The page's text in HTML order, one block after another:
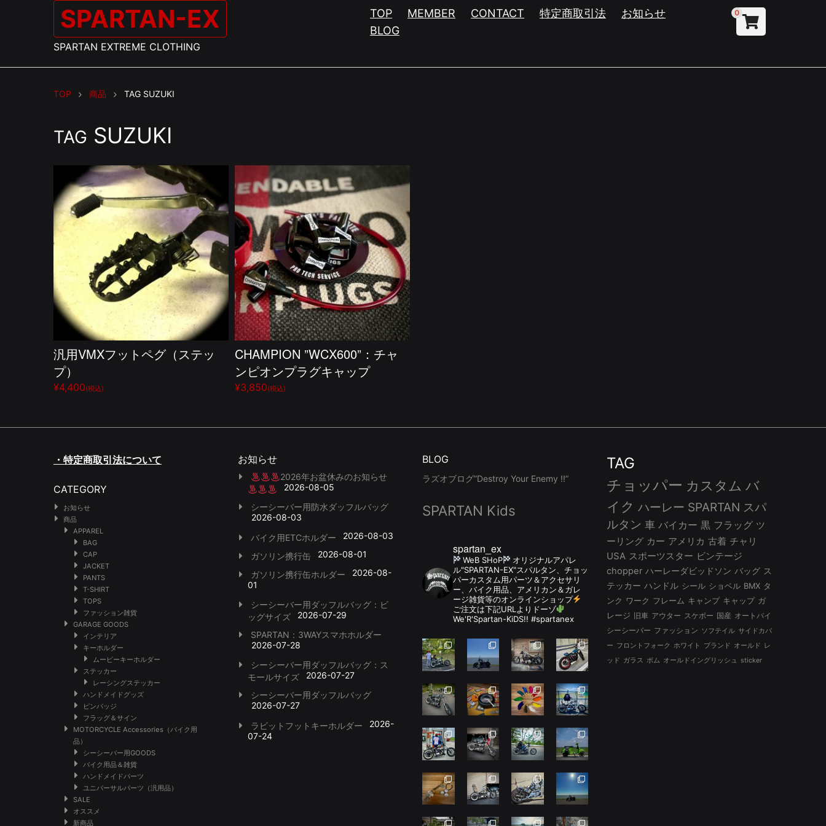
SPARTAN-EX
SPARTAN EXTREME CLOTHING
0
TOP MEMBER CONTACT 特定商取引法
お知らせ
BLOG
TOP 商品 TAG SUZUKI
TAG SUZUKI
汎用VMXフットペグ（ステッ
プ）
¥4,400(税込)
CHAMPION ”WCX600”：チャ
ンピオンプラグキャップ
¥3,850(税込)
・特定商取引法について
CATEGORY
お知らせ
商品
APPAREL
BAG
CAP
JACKET
PANTS
T-SHIRT
TOPS
ファッション雑貨
GARAGE GOODS
インテリア
キーホルダー
ムービーキーホルダー
ステッカー
レーシングステッカー
ハンドメイドグッズ
ピンバッジ
フラッグ＆サイン
MOTORCYCLE Accessories（バイク用
品）
シーシーバー用GOODS
バイク用品＆雑貨
ハンドメイドパーツ
ユニバーサルパーツ（汎用品）
SALE
オススメ
新商品
お知らせ
2026年お盆休みのお知らせ
2026-08-05
シーシーバー用防水ダッフルバッグ
2026-08-03
バイク用ETCホルダー
2026-08-03
ガソリン携行缶
2026-08-01
ガソリン携行缶ホルダー
2026-08-
01
シーシーバー用ダッフルバッグ：ビ
ッグサイズ
2026-07-29
SPARTAN：3WAYスマホホルダー
2026-07-28
シーシーバー用ダッフルバッグ：ス
モールサイズ
2026-07-27
シーシーバー用ダッフルバッグ
2026-07-27
ラビットフットキーホルダー
2026-
07-24
BLOG
ラズオブログ”Destroy Your Enemy !!”
SPARTAN Kids
spartan_ex
WeB SHoP
オリジナルアパレ
ル"SPARTAN-EX"スパルタン、チョッ
パーカスタム用パーツ＆アクセサリ
ー、バイク用品、アメリカン＆ガレ
ージ雑貨等のオンラインショップ
ご注文は下記URLよりドーゾ
We'R'Spartan-KiDS!! #spartanex
TAG
チョッパー カスタム バ
イク ハーレー SPARTAN スパ
ルタン 車 バイカー 黒 フラッグ ツ
ーリング カー アメリカ 古着 チャリ
USA スポーツスター ビンテージ
chopper ハーレーダビッドソン バッグ ス
テッカー ハンドル シール ショベル BMX タ
ンク ワーク フレーム キャンプ キャップ ガ
レージ
旧車 アウター スケボー 国産 オートバイ
シーシーバー ファッション ソフテイル サイドカバ
ー フロントフォーク ホワイト ブランド オールド レ
ッド ガラス ボム オールドイングリッシュ sticker